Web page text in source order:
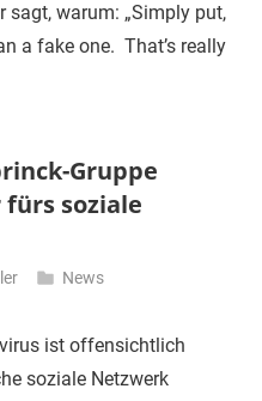
sagt, warum: „Simply put,
a fake one. That’s really
Gruppe
soziale
News
ist offensichtlich
soziale Netzwerk